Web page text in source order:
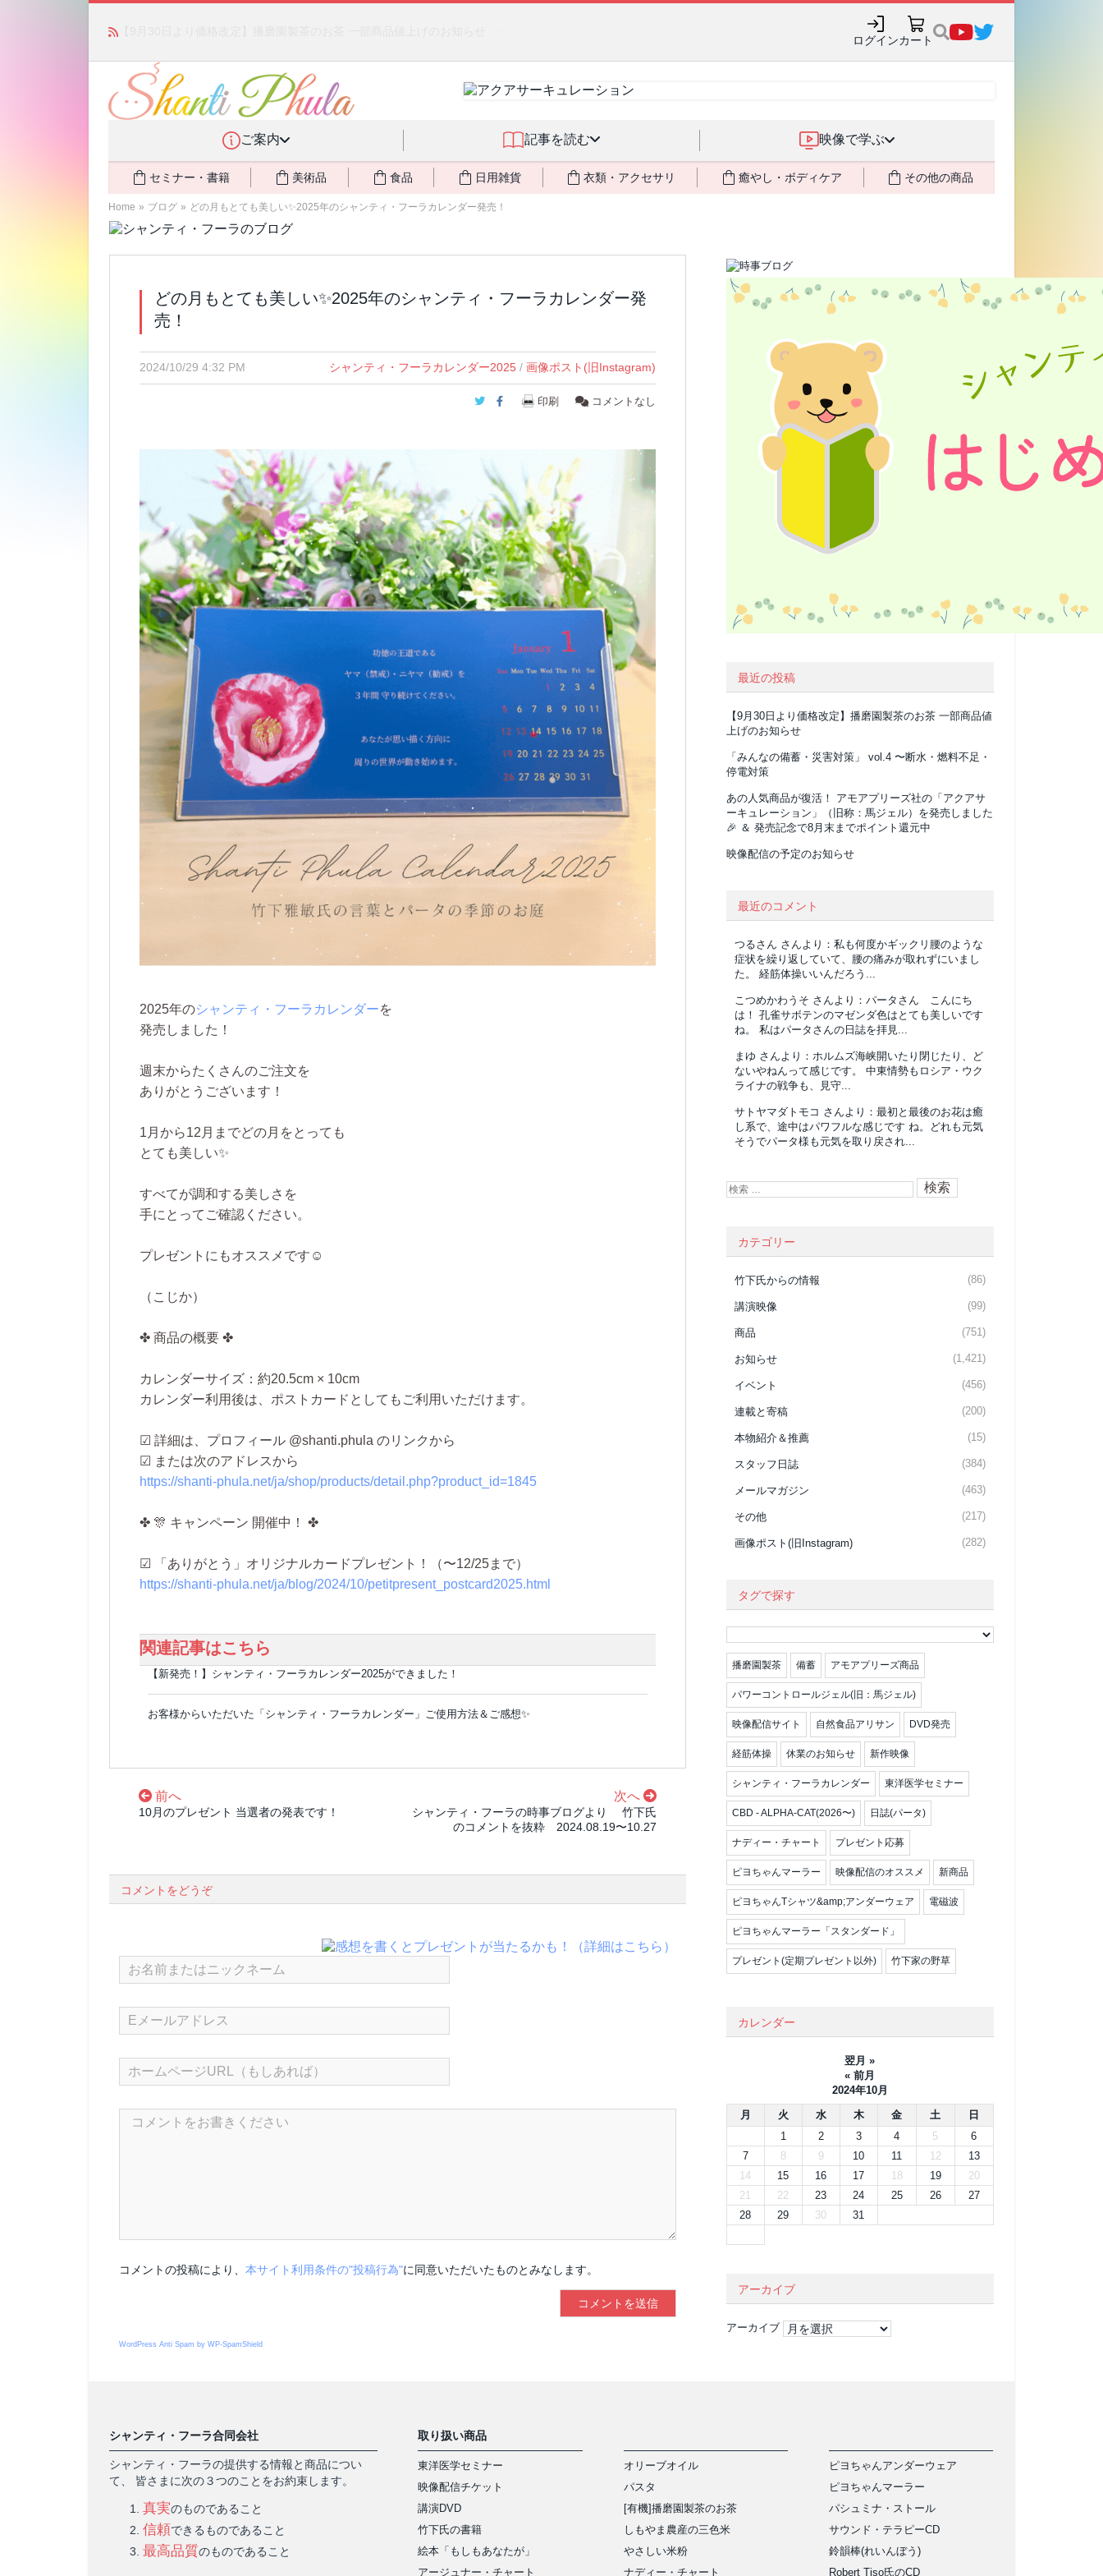
ログインカート
ご案内 記事を読む 映像で学ぶ
セミナー・書籍 美術品 食品 日用雑貨 衣類・アクセサリ 癒やし・ボディケア その他の商品
Home » ブログ » どの月もとても美しい✨2025年のシャンティ・フーラカレンダー発売！
どの月もとても美しい✨2025年のシャンティ・フーラカレンダー発
売！
2024/10/29 4:32 PM シャンティ・フーラカレンダー2025 / 画像ポスト(旧Instagram)
Twitter
Facebook
印刷 コメントなし
2025年のシャンティ・フーラカレンダーを
発売しました！
週末からたくさんのご注文を
ありがとうございます！
1月から12月までどの月をとっても
とても美しい✨
すべてが調和する美しさを
手にとってご確認ください。
プレゼントにもオススメです☺️
（こじか）
✤ 商品の概要 ✤
カレンダーサイズ：約20.5cm × 10cm
カレンダー利用後は、ポストカードとしてもご利用いただけます。
☑ 詳細は、プロフィール @shanti.phula のリンクから
☑ または次のアドレスから
https://shanti-phula.net/ja/shop/products/detail.php?product_id=1845
✤ 🎊 キャンペーン 開催中！ ✤
☑ 「ありがとう」オリジナルカードプレゼント！（〜12/25まで）
https://shanti-phula.net/ja/blog/2024/10/petitpresent_postcard2025.html
関連記事はこちら
【新発売！】シャンティ・フーラカレンダー2025ができました！
お客様からいただいた「シャンティ・フーラカレンダー」ご使用方法＆ご感想✨
前へ
10月のプレゼント 当選者の発表です！
次へ
シャンティ・フーラの時事ブログより 竹下氏
のコメントを抜粋 2024.08.19〜10.27
コメントをどうぞ
コメントの投稿により、 本サイト利用条件の"投稿行為"に同意いただいたものとみなします。
WordPress Anti Spam by WP-SpamShield
最近の投稿
【9月30日より価格改定】播磨園製茶のお茶 一部商品値
上げのお知らせ
「みんなの備蓄・災害対策」 vol.4 〜断水・燃料不足・
停電対策
あの人気商品が復活！ アモアプリーズ社の「アクアサ
ーキュレーション」（旧称：馬ジェル）を発売しました
🎉 ＆ 発売記念で8月末までポイント還元中
映像配信の予定のお知らせ
最近のコメント
つるさん さんより： 私も何度かギックリ腰のような
症状を繰り返していて、腰の痛みが取れずにいまし
た。 経筋体操いいんだろう...
こつめかわうそ さんより： パータさん こんにち
は！ 孔雀サボテンのマゼンダ色はとても美しいです
ね。 私はパータさんの日誌を拝見...
まゆ さんより： ホルムズ海峡開いたり閉じたり、ど
ないやねんって感じです。 中東情勢もロシア・ウク
ライナの戦争も、見守...
サトヤマダトモコ さんより： 最初と最後のお花は癒
し系で、途中はパワフルな感じです ね。どれも元気
そうでパータ様も元気を取り戻され...
カテゴリー
竹下氏からの情報 (86)
講演映像 (99)
商品 (751)
お知らせ (1,421)
イベント (456)
連載と寄稿 (200)
本物紹介＆推薦 (15)
スタッフ日誌 (384)
メールマガジン (463)
その他 (217)
画像ポスト(旧Instagram) (282)
タグで探す
播磨園製茶 備蓄 アモアプリーズ商品
パワーコントロールジェル(旧：馬ジェル)
映像配信サイト 自然食品アリサン DVD発売
経筋体操 休業のお知らせ 新作映像
シャンティ・フーラカレンダー 東洋医学セミナー
CBD - ALPHA-CAT(2026〜) 日誌(パータ)
ナディー・チャート プレゼント応募
ピヨちゃんマーラー 映像配信のオススメ 新商品
ピヨちゃんTシャツ&amp;アンダーウェア 電磁波
ピヨちゃんマーラー「スタンダード」
プレゼント(定期プレゼント以外) 竹下家の野草
カレンダー
翌月 »
« 前月
2024年10月
月
火 水 木 金 土
日
1
2 3 4 5
6
7
8 9 10 11 12
13
14
15 16 17 18 19
20
21
22 23 24 25 26
27
28
29 30 31
アーカイブ
アーカイブ
シャンティ・フーラ合同会社
シャンティ・フーラの提供する情報と商品につい
て、 皆さまに次の３つのことをお約束します。
真実のものであること
信頼できるものであること
最高品質のものであること
取り扱い商品
東洋医学セミナー
映像配信チケット
講演DVD
竹下氏の書籍
絵本「もしもあなたが」
アージュナー・チャート
オリーブオイル
パスタ
[有機]播磨園製茶のお茶
しもやま農産の三色米
やさしい米粉
ナディー・チャート
ピヨちゃんアンダーウェア
ピヨちゃんマーラー
パシュミナ・ストール
サウンド・テラピーCD
鈴韻棒(れいんぼう)
Robert Tiso氏のCD